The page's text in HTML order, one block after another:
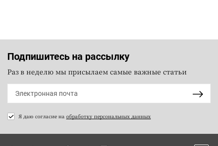
Подпишитесь на рассылку
Раз в неделю мы присылаем самые важные статьи
Я даю согласие на обработку персональных данных